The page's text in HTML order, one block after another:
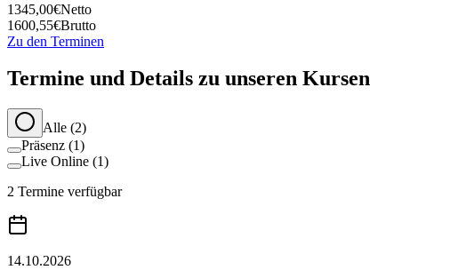
1345,00€Netto
1600,55€Brutto
Zu den Terminen
Termine und Details zu unseren Kursen
Alle (2)
Präsenz (1)
Live Online (1)
2 Termine verfügbar
14.10.2026